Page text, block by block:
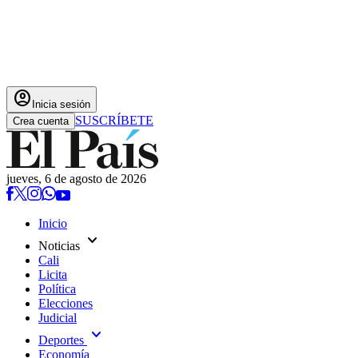
account_circle Inicia sesión
Crea cuenta SUSCRÍBETE
jueves, 6 de agosto de 2026
Inicio
Noticias expand_more
Cali
Licita
Política
Elecciones
Judicial
Deportes expand_more
Economía